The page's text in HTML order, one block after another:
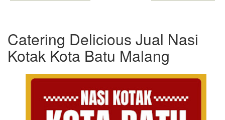
Catering Delicious Jual Nasi
Kotak Kota Batu Malang